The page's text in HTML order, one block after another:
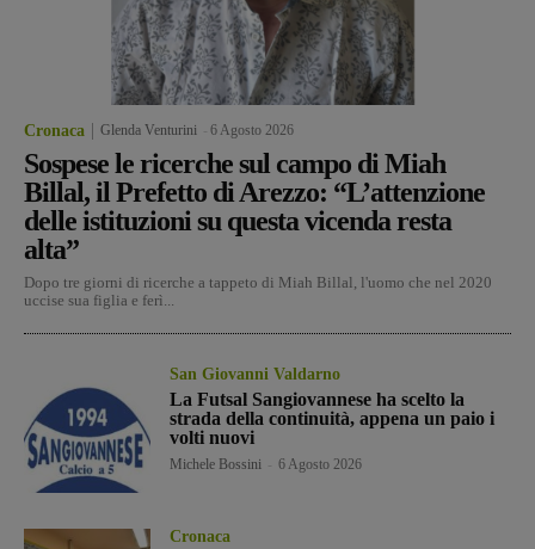
Cronaca Glenda Venturini 6 Agosto 2026
Sospese le ricerche sul campo di Miah
Billal, il Prefetto di Arezzo: “L’attenzione
delle istituzioni su questa vicenda resta
alta”
Dopo tre giorni di ricerche a tappeto di Miah Billal, l'uomo che nel 2020
uccise sua figlia e ferì...
San Giovanni Valdarno
La Futsal Sangiovannese ha scelto la
strada della continuità, appena un paio i
volti nuovi
Michele Bossini 6 Agosto 2026
Cronaca